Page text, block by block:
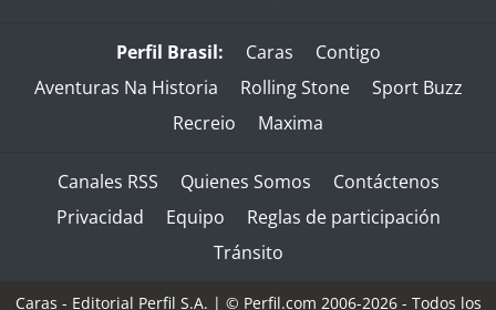
Perfil Brasil: Caras
Contigo
Aventuras Na Historia
Rolling Stone
Sport Buzz
Recreio
Maxima
Canales RSS Quienes Somos
Contáctenos
Privacidad
Equipo
Reglas de participación
Tránsito
Caras - Editorial Perfil S.A. | © Perfil.com 2006-2026 - Todos los